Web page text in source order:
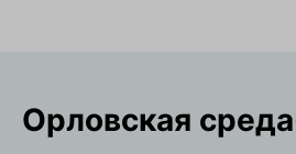
Орловская